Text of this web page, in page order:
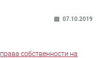
07.10.2019
права собственности на